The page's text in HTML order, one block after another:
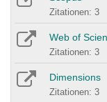
Zitationen: 3
Web of
Zitationen: 3
Dimensions
Zitationen: 3